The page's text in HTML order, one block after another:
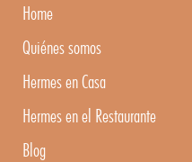
Home
Quiénes somos
Hermes en Casa
Hermes en el Restaurante
Blog